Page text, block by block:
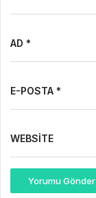
AD *
E-POSTA *
WEBSITE
Yorumu Gönder